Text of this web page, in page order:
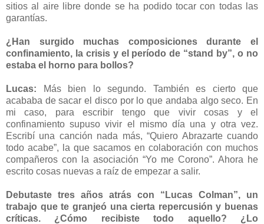
sitios al aire libre donde se ha podido tocar con todas las
garantías.
¿Han surgido muchas composiciones durante el
confinamiento, la crisis y el período de “stand by”, o no
estaba el horno para bollos?
Lucas: Más bien lo segundo. También es cierto que
acababa de sacar el disco por lo que andaba algo seco. En
mi caso, para escribir tengo que vivir cosas y el
confinamiento supuso vivir el mismo día una y otra vez.
Escribí una canción nada más, “Quiero Abrazarte cuando
todo acabe”, la que sacamos en colaboración con muchos
compañeros con la asociación “Yo me Corono”. Ahora he
escrito cosas nuevas a raíz de empezar a salir.
Debutaste tres años atrás con “Lucas Colman”, un
trabajo que te granjeó una cierta repercusión y buenas
críticas. ¿Cómo recibiste todo aquello? ¿Lo